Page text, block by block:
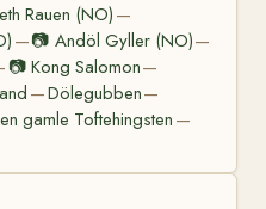
Rauen (NO) —
—📷 Andöl Gyller (NO)—
📷 Kong Salomon—
—Dölegubben—
gamle Toftehingsten —